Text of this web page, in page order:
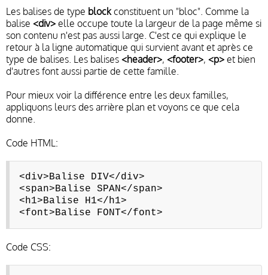
Les balises de type blockconstituent un "bloc". Comme la
balise <div> elle occupe toute la largeur de la page même si
son contenu n'est pas aussi large. C'est ce qui explique le
retour à la ligne automatique qui survient avant et après ce
type de balises. Les balises <header>, <footer>, <p> et bien
d'autres font aussi partie de cette famille.
Pour mieux voir la différence entre les deux familles,
appliquons leurs des arrière plan et voyons ce que cela
donne.
Code HTML:
<div>Balise DIV</div>
<span>Balise SPAN</span>
<h1>Balise H1</h1>
<font>Balise FONT</font>
Code CSS: